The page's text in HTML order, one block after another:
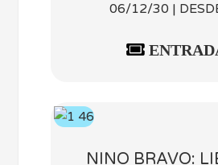
06/12/30 |
NINO BRAVO: